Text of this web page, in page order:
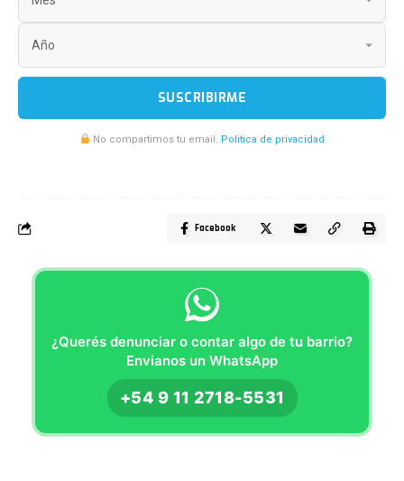
SUSCRIBIRME
No compartimos tu email. Politica de privacidad
Facebook
¿Querés denunciar o contar algo de tu barrio?
Envianos un WhatsApp
+54 9 11 2718-5531